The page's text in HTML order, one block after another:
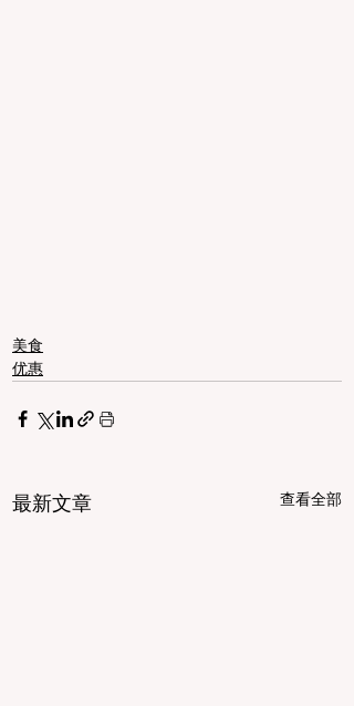
美食
优惠
最新文章 查看全部